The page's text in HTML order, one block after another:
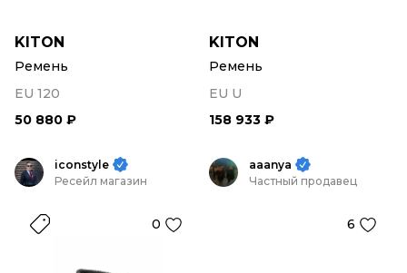
KITON
Ремень
EU 120
50 880 ₽
KITON
Ремень
EU U
158 933 ₽
iconstyle
Ресейл магазин
0
aaanya
Частный продавец
6